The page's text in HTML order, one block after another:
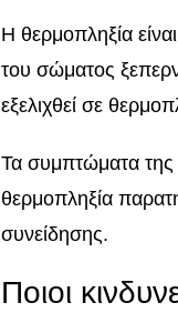
Η θερμοπληξία
του σώματος
εξελιχθεί σε
Τα συμπτώματα της
θερμοπληξία
συνείδησης.
Ποιοι